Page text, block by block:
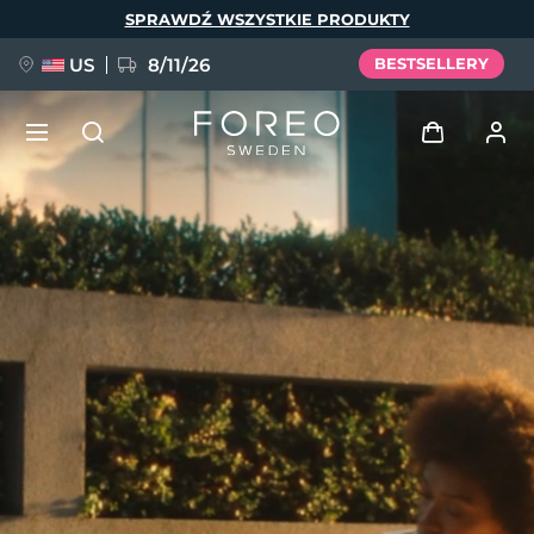
SPRAWDŹ WSZYSTKIE PRODUKTY
US 8/11/26 BESTSELLERY
Profil użytkownika
Moje urządzenia
Moje zamówienia
Moje adresy
Moje subskrypcje
NOWOŚĆ
FAQ™ Pure Beauty-Tech Elixir
BREAKING NEWS
issa™ Teeth Whitening Set
Język
Deutsch
Español
Français
Italiano
Português
Polski
Svenska
Русский
Türkçe
简体中文 繁體中文